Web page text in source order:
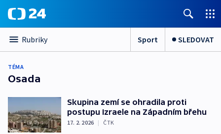
Rubriky Sport SLEDOVAT
TÉMA
Osada
Skupina zemí se ohradila proti
postupu Izraele na Západním břehu
17. 2. 2026 | ČTK